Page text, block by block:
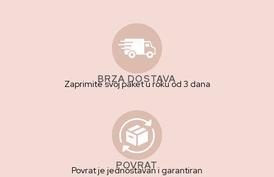
BRZA DOSTAVA
Zaprimite svoj paket u roku od 3 dana
POVRAT
Povrat je jednostavan i garantiran